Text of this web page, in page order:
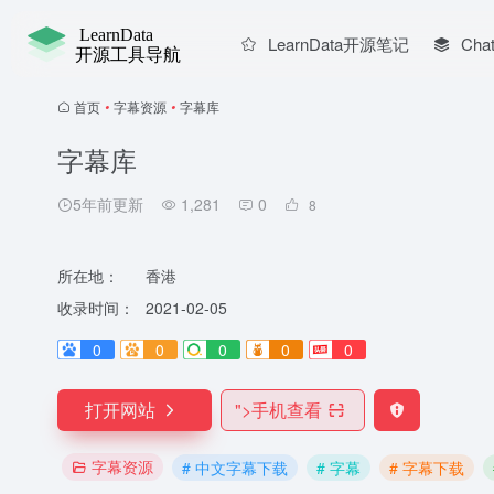
LearnData开源笔记
首页 • 字幕资源 • 字幕库
字幕库
5年前更新 1,281 0 8
所在地：
香港
收录时间：
2021-02-05
0
0 0 0 0
打开网站 ">手机查看
字幕资源 # 中文字幕下载 # 字幕 # 字幕下载